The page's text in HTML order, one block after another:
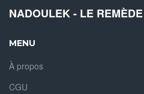
NADOULEK - LE
MENU
À propos
CGU